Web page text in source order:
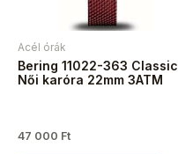
Acél órák
Bering 11022-363 Classic
Női karóra 22mm 3ATM
47 000 Ft